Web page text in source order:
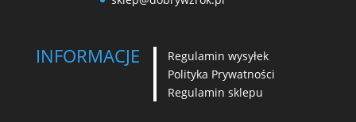
INFORMACJE
Regulamin wysyłek
Polityka Prywatności
Regulamin sklepu